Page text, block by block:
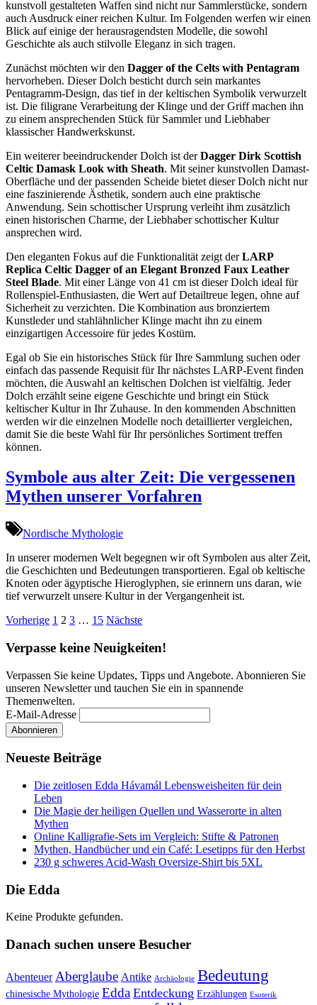
kunstvoll gestalteten Waffen sind nicht nur Sammlerstücke, sondern
auch Ausdruck einer reichen Kultur. Im Folgenden werfen wir einen
Blick auf einige der herausragendsten Modelle, die sowohl
Geschichte als auch stilvolle Eleganz in sich tragen.
Zunächst möchten wir den Dagger of the Celts with Pentagram
hervorheben. Dieser Dolch besticht durch sein markantes
Pentagramm-Design, das tief in der keltischen Symbolik verwurzelt
ist. Die filigrane Verarbeitung der Klinge und der Griff machen ihn
zu einem ansprechenden Stück für Sammler und Liebhaber
klassischer Handwerkskunst.
Ein weiterer beeindruckender Dolch ist derDagger Dirk Scottish
Celtic Damask Look with Sheath. Mit seiner kunstvollen Damast-
Oberfläche und der passenden Scheide bietet dieser Dolch nicht nur
eine faszinierende Ästhetik, sondern auch eine praktische
Anwendung. Sein schottischer Ursprung verleiht ihm zusätzlich
einen historischen Charme, der Liebhaber schottischer Kultur
ansprechen wird.
Den eleganten Fokus auf die Funktionalität zeigt derLARP
Replica Celtic Dagger of an Elegant Bronzed Faux Leather
Steel Blade. Mit einer Länge von 41 cm ist dieser Dolch ideal für
Rollenspiel-Enthusiasten, die Wert auf Detailtreue legen, ohne auf
Sicherheit zu verzichten. Die Kombination aus bronziertem
Kunstleder und stahlähnlicher Klinge macht ihn zu einem
einzigartigen Accessoire für jedes Kostüm.
Egal ob Sie ein historisches Stück für Ihre Sammlung suchen oder
einfach das passende Requisit für Ihr nächstes LARP-Event finden
möchten, die Auswahl an keltischen Dolchen ist vielfältig. Jeder
Dolch erzählt seine eigene Geschichte und bringt ein Stück
keltischer Kultur in Ihr Zuhause. In den kommenden Abschnitten
werden wir die einzelnen Modelle noch detaillierter vergleichen,
damit Sie die beste Wahl für Ihr persönliches Sortiment treffen
können.
Symbole aus alter Zeit: Die vergessenen
Mythen unserer Vorfahren
Nordische Mythologie
In unserer modernen Welt begegnen wir oft Symbolen aus alter Zeit,
die Geschichten und Bedeutungen transportieren. Egal ob keltische
Knoten oder ägyptische Hieroglyphen, sie erinnern uns daran, wie
tief verwurzelt unsere Kultur in der Vergangenheit ist.
Seitennummerierung
der
Beiträge
Vorherige 1 2 3 … 15 Nächste
Verpasse keine Neuigkeiten!
Verpassen Sie keine Updates, Tipps und Angebote. Abonnieren Sie
unseren Newsletter und tauchen Sie ein in spannende
Themenwelten.
E-Mail-Adresse
Neueste Beiträge
Die zeitlosen Edda Hávamál Lebensweisheiten für dein
Leben
Die Magie der heiligen Quellen und Wasserorte in alten
Mythen
Online Kalligrafie‑Sets im Vergleich: Stifte & Patronen
Mythen, Handbücher und ein Café: Lesetipps für den Herbst
230 g schweres Acid-Wash Oversize-Shirt bis 5XL
Die Edda
Keine Produkte gefunden.
Danach suchen unsere Besucher
Abenteuer Aberglaube Antike Archäologie Bedeutung
chinesische Mythologie Edda Entdeckung Erzählungen Esoterik